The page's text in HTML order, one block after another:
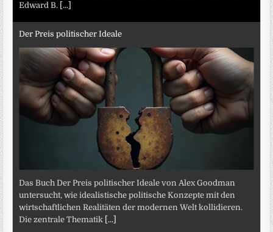
Edward B. [...]
Der Preis politischer Ideale
Das Buch Der Preis politischer Ideale von Alex Goodman
untersucht, wie idealistische politische Konzepte mit den
wirtschaftlichen Realitäten der modernen Welt kollidieren.
Die zentrale Thematik [...]